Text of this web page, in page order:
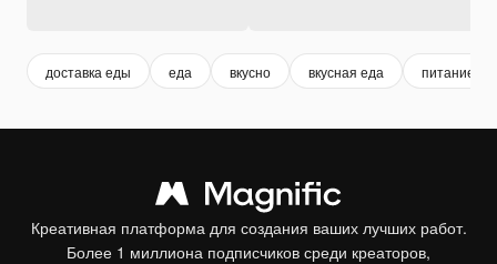
доставка еды еда вкусно вкусная еда питание
Креативная платформа для создания ваших лучших работ.
Более 1 миллиона подписчиков среди креаторов,